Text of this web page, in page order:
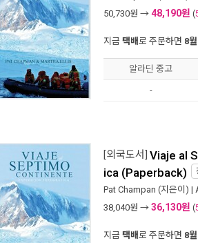
50,730원 → 48,190원 (
지금 택배로 주문하면 8
알라딘 중고
-
[외국도서] Viaje al
ica (Paperback)
Pat Champan (지은이) |
38,040원 → 36,130원 (
지금 택배로 주문하면 8